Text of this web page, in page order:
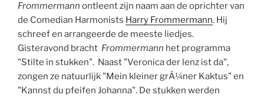
Frommermann ontleent zijn naam aan de oprichter van
de Comedian Harmonists Harry Frommermann. Hij
schreef en arrangeerde de meeste liedjes.
Gisteravond bracht Frommermann het programma
"Stilte in stukken". Naast "Veronica der lenz ist da",
zongen ze natuurlijk "Mein kleiner grÃ¼ner Kaktus" en
"Kannst du pfeifen Johanna". De stukken werden